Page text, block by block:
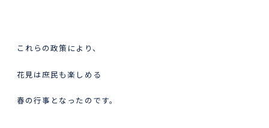
これらの政策により、
花見は庶民も楽しめる
春の行事となったのです。